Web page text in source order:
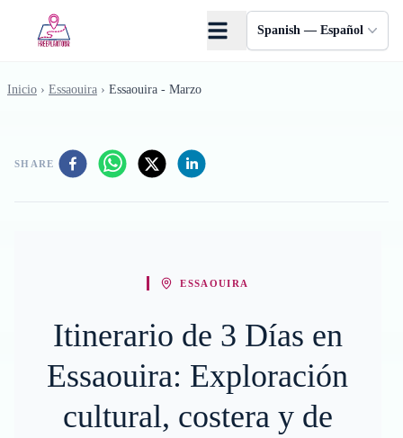
Spanish — Español
Inicio › Essaouira › Essaouira - Marzo
SHARE
ESSAOUIRA
Itinerario de 3 Días en
Essaouira: Exploración
cultural, costera y de